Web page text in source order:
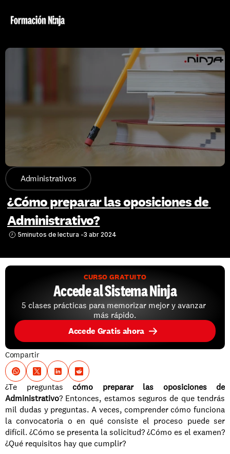
Administrativos
¿Cómo preparar las oposiciones de
Administrativo?
5minutos de lectura -3 abr 2024
CURSO GRATUITO
Accede al Sistema Ninja
5 clases prácticas para memorizar mejor y avanzar
más rápido.
Accede Gratis ahora
Compartir
¿Te preguntas cómo preparar las oposiciones de
Administrativo? Entonces, estamos seguros de que tendrás
mil dudas y preguntas. A veces, comprender cómo funciona
la convocatoria o en qué consiste el proceso puede ser
difícil. ¿Cómo se presenta la solicitud? ¿Cómo es el examen?
¿Qué requisitos hay que cumplir?